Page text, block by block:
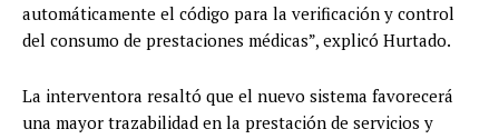
automáticamente el código para la verificación y control
del consumo de prestaciones médicas”, explicó Hurtado.
La interventora resaltó que el nuevo sistema favorecerá
una mayor trazabilidad en la prestación de servicios y